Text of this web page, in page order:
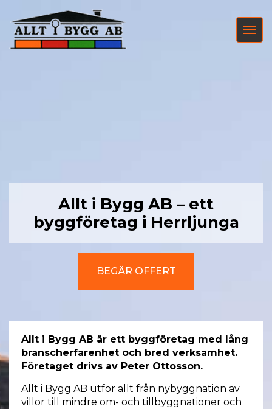
Toggle
Allt i Bygg AB – ett
byggföretag i Herrljunga
BEGÄR OFFERT
Allt i Bygg AB är ett byggföretag med lång
branscherfarenhet och bred verksamhet.
Företaget drivs av Peter Ottosson.
Allt i Bygg AB utför allt från nybyggnation av
villor till mindre om- och tillbyggnationer och